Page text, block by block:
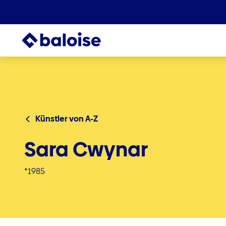
Künstler von A-Z
Sara Cwynar
*1985